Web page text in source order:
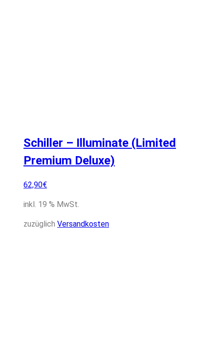
Schiller – Illuminate (Limited
Premium Deluxe)
62,90€
inkl. 19 % MwSt.
zuzüglich Versandkosten